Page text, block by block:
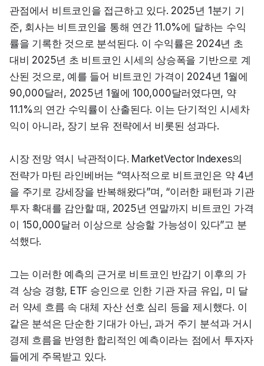
관점에서 비트코인을 접근하고 있다. 2025년 1분기 기
준, 회사는 비트코인을 통해 연간 11.0%에 달하는 수익
률을 기록한 것으로 분석된다. 이 수익률은 2024년 초
대비 2025년 초 비트코인 시세의 상승폭을 기반으로 계
산된 것으로, 예를 들어 비트코인 가격이 2024년 1월에
90,000달러, 2025년 1월에 100,000달러였다면, 약
11.1%의 연간 수익률이 산출된다. 이는 단기적인 시세차
익이 아니라, 장기 보유 전략에서 비롯된 성과다.
시장 전망 역시 낙관적이다. MarketVector Indexes의
전략가 마틴 라인베버는 “역사적으로 비트코인은 약 4년
을 주기로 강세장을 반복해왔다”며, “이러한 패턴과 기관
투자 확대를 감안할 때, 2025년 연말까지 비트코인 가격
이 150,000달러 이상으로 상승할 가능성이 있다”고 분
석했다.
그는 이러한 예측의 근거로 비트코인 반감기 이후의 가
격 상승 경향, ETF 승인으로 인한 기관 자금 유입, 미 달
러 약세 흐름 속 대체 자산 선호 심리 등을 제시했다. 이
같은 분석은 단순한 기대가 아닌, 과거 주기 분석과 거시
경제 흐름을 반영한 합리적인 예측이라는 점에서 투자자
들에게 주목받고 있다.